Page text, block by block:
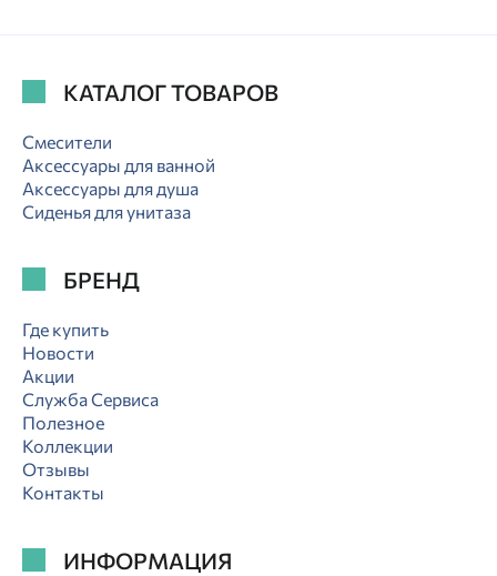
КАТАЛОГ ТОВАРОВ
Смесители
Аксессуары для ванной
Аксессуары для душа
Сиденья для унитаза
БРЕНД
Где купить
Новости
Акции
Служба Сервиса
Полезное
Коллекции
Отзывы
Контакты
ИНФОРМАЦИЯ